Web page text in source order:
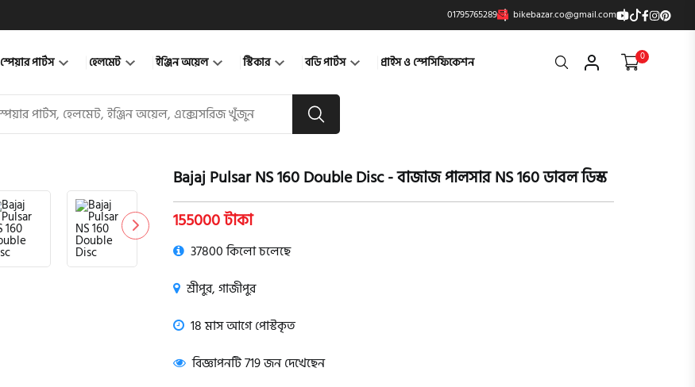
01795765289 bikebazar.co@gmail.com
স্পেয়ার পার্টস হেলমেট ইঞ্জিন অয়েল স্টিকার বডি পার্টস প্রাইস ও স্পেসিফিকেশন Search 0
product view
Bajaj Pulsar NS 160 Double Disc - বাজাজ পালসার NS 160 ডাবল ডিস্ক
155000 টাকা
37800 কিলো চলেছে
শ্রীপুর, গাজীপুর
18 মাস আগে পোস্টকৃত
বিজ্ঞাপনটি 719 জন দেখেছেন